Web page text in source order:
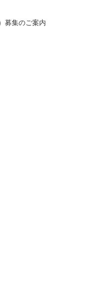
募集のご案内